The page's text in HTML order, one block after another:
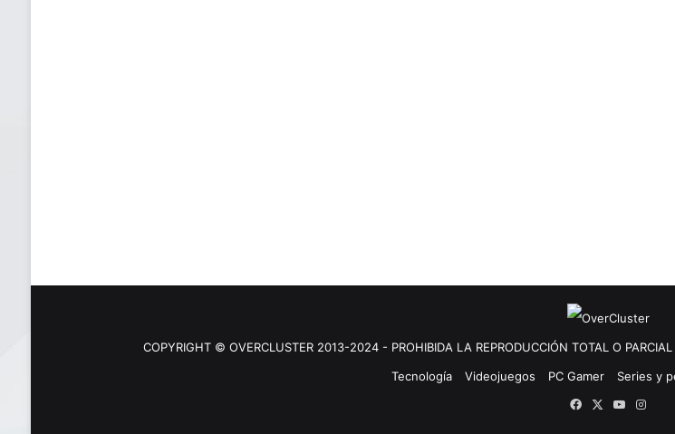
COPYRIGHT © OVERCLUSTER 2013-2024 - PROHIBIDA LA REPRODUCCIÓN TOTAL O
Tecnología
Videojuegos PC Gamer Series y
FacebookYouTube